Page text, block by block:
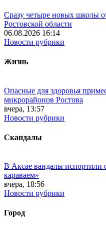
Сразу четыре новых школы
Ростовской области
06.08.2026 16:14
Новости рубрики
Жизнь
Опасные для здоровья
микрорайонов Ростова
вчера, 13:57
Новости рубрики
Скандалы
В Аксае вандалы испортили
караваем»
вчера, 18:56
Новости рубрики
Город